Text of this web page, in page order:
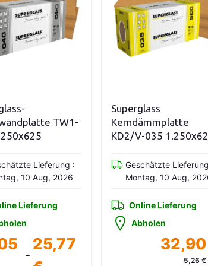
anzeigen
V-035 1.250x625
Lieferung :
10 Aug, 2026
Lieferung
Abholen
32,90 €
In den Warenkorb
Superglass Supersan
Klebeband Grün
25.000x60 mm
Geschätzte
Montag, 10 Aug,
Online Lieferung
Abholen
15,99